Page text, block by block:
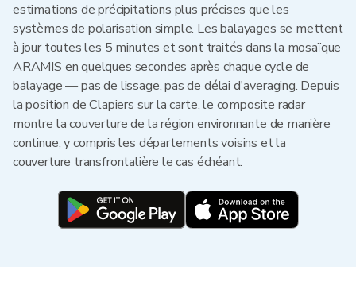
estimations de précipitations plus précises que les
systèmes de polarisation simple. Les balayages se mettent
à jour toutes les 5 minutes et sont traités dans la mosaïque
ARAMIS en quelques secondes après chaque cycle de
balayage — pas de lissage, pas de délai d'averaging. Depuis
la position de Clapiers sur la carte, le composite radar
montre la couverture de la région environnante de manière
continue, y compris les départements voisins et la
couverture transfrontalière le cas échéant.